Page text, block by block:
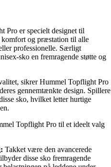
Pro er specielt designet til
og præstation til alle
professionelle. Særligt
sko en fremragende støtte og
sikrer Hummel Topflight Pro
gennemtænkte design. Spillere
sko, hvilket letter hurtige
Topflight Pro til et ideelt valg
Takket være den avancerede
disse sko fremragende